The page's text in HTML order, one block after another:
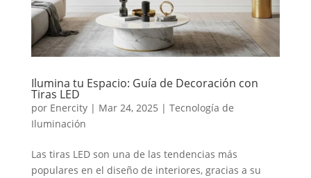
Ilumina tu Espacio: Guía de Decoración con
Tiras LED
por Enercity| Mar 24, 2025 | Tecnología de
Iluminación
Las tiras LED son una de las tendencias más
populares en el diseño de interiores, gracias a su